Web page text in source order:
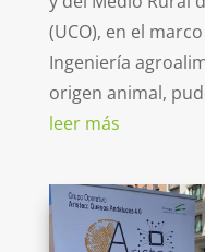
(UCO), en el
Ingeniería
origen animal,
leer más